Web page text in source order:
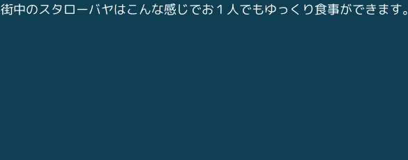
街中のスタローバヤはこんな感じでお１人でもゆっくり食事ができます。